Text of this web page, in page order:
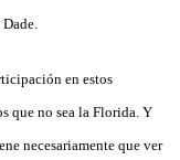
en estos
que no sea la Florida. Y
necesariamente que ver